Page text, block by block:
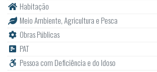
Habitação
Meio Ambiente, Agricultura e Pesca
Obras Públicas
PAT
Pessoa com Deficiência e do Idoso